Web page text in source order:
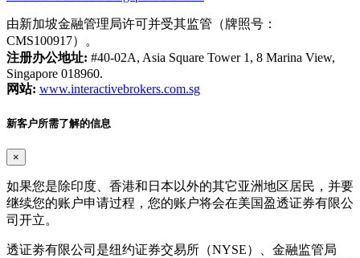
由新加坡金融管理局许可并受其监管（牌照号：
CMS100917）。
注册办公地址: #40-02A, Asia Square Tower 1, 8 Marina View,
Singapore 018960.
网站: www.interactivebrokers.com.sg
新客户所需了解的信息
×
如果您是除印度、香港和日本以外的其它亚洲地区居民，并要
继续您的账户申请过程，您的账户将会在美国盈透证券有限公
司开立。
透证劵有限公司是纽约证券交易所（NYSE）、金融监管局